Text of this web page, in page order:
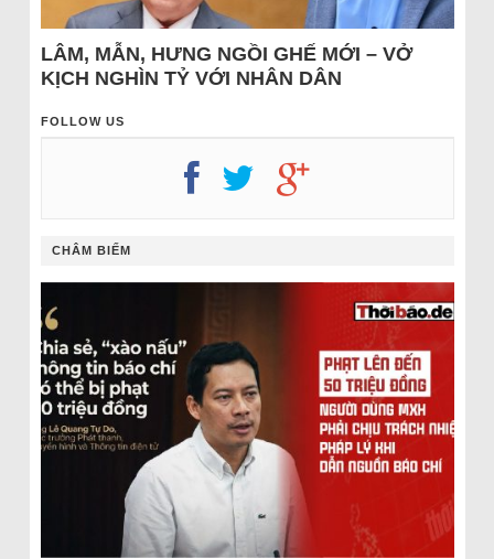
LÂM, MẪN, HƯNG NGỒI GHẾ MỚI – VỞ
KỊCH NGHÌN TỶ VỚI NHÂN DÂN
FOLLOW US
CHÂM BIẾM